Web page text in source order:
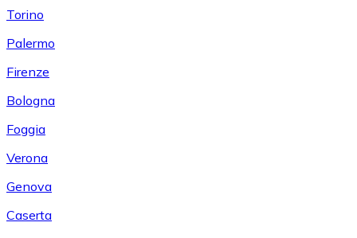
Torino
Palermo
Firenze
Bologna
Foggia
Verona
Genova
Caserta